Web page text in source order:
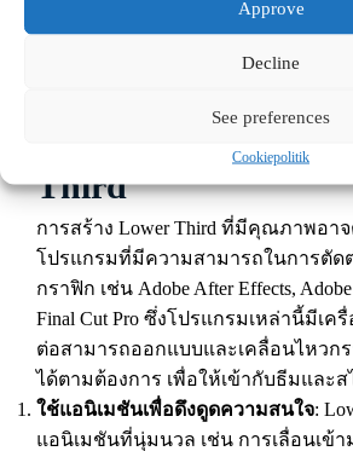
Approve
Decline
See preferences
Cookiepolitik
ที่สอดคล้องกับภาพรวมของวิดีโอ ช่วย
เทคนิคในการสร้าง
Third
การสร้าง Lower Third ที่มีคุณภาพอา
โปรแกรมที่มีความสามารถในการตัด
กราฟิก เช่น Adobe After Effects,
Final Cut Pro ซึ่งโปรแกรมเหล่านี้มีเ
ต่อสามารถออกแบบและเคลื่อนไหวกร
ได้ตามต้องการ เพื่อให้เข้ากับธีมและ
ใช้แอนิเมชันเพื่อดึงดูดความสนใจ:
แอนิเมชันที่นุ่มนวล เช่น การเลื่อนเข้า